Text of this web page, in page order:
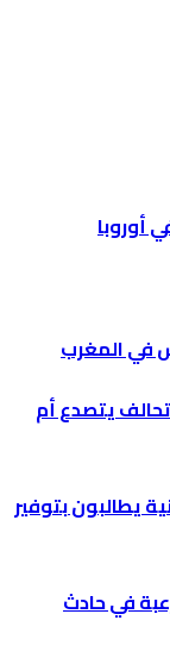
أوروبا
في المغرب
يتصدع أم
يطالبون بتوفير
في حادث